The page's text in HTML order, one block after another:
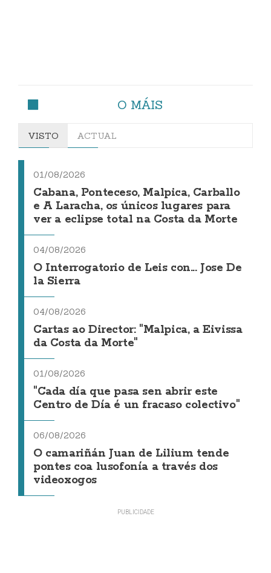
O MÁIS
VISTO ACTUAL
01/08/2026
Cabana, Ponteceso, Malpica, Carballo
e A Laracha, os únicos lugares para
ver a eclipse total na Costa da Morte
04/08/2026
O Interrogatorio de Leis con... Jose De
la Sierra
04/08/2026
Cartas ao Director: "Malpica, a Eivissa
da Costa da Morte"
01/08/2026
"Cada día que pasa sen abrir este
Centro de Día é un fracaso colectivo"
06/08/2026
O camariñán Juan de Lilium tende
pontes coa lusofonía a través dos
videoxogos